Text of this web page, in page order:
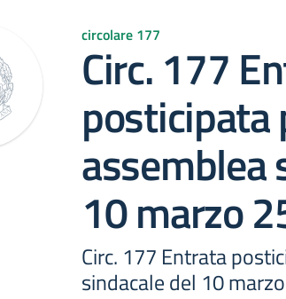
circolare 177
Circ. 177
posticipata
assemblea
10 marzo
Circ. 177 Entrata
sindacale del 10